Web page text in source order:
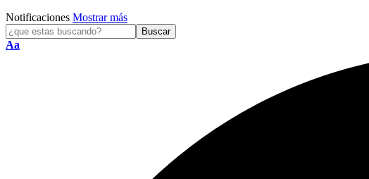
Notificaciones Mostrar más
Tamaño
Aa